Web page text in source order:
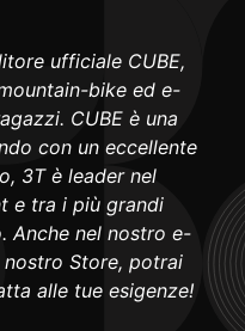
ufficiale CUBE,
bike ed e-
CUBE è una
con un eccellente
3T è leader nel
e tra i più grandi
Anche nel nostro e-
Store, potrai
alle tue esigenze!